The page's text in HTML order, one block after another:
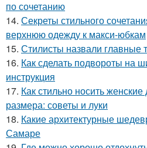
по сочетанию
14. Секреты стильного
верхнюю одежду к макси-юбкам
15. Стилисты назвали главные
16. Как сделать подвороты на
инструкция
17. Как стильно носить
размера: советы и луки
18. Какие архитектурные
Самаре